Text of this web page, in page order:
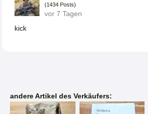
(1434 Posts)
vor 7 Tagen
kick
andere Artikel des Verkäufers: